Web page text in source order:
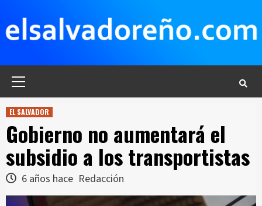
contenido
EL SALVADOR
Gobierno no aumentará el
subsidio a los transportistas
6 años hace Redacción